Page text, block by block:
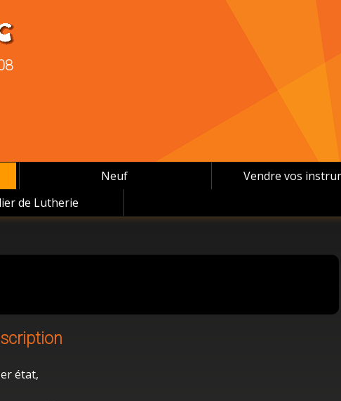
Neuf
Vendre vos
de Lutherie
état,